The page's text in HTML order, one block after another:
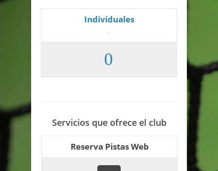
Individuales
0
Servicios que ofrece el club
Reserva Pistas Web